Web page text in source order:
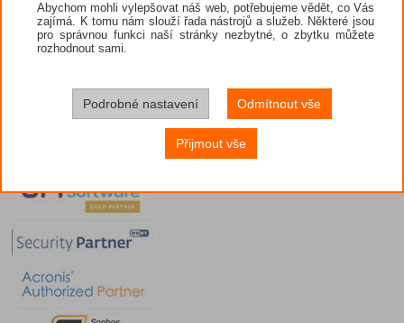
Abychom mohli vylepšovat náš web, potřebujeme vědět, co Vás
zajímá. K tomu nám slouží řada nástrojů a služeb. Některé jsou
pro správnou funkci naší stránky nezbytné, o zbytku můžete
rozhodnout sami.
Podrobné nastavení Odmítnout vše
Přijmout vše